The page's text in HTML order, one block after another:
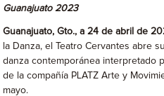
Guanajuato 2023
Guanajuato, Gto., a 24 de abril de
la Danza, el Teatro Cervantes abre
danza contemporánea interpretado
de la compañía PLATZ Arte y
mayo.